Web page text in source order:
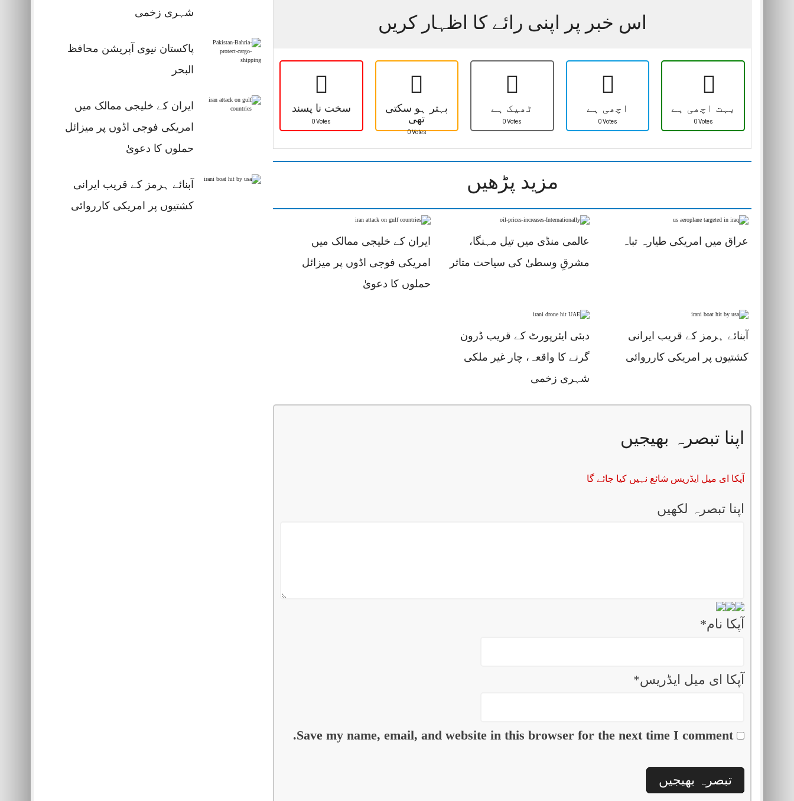
شہری زخمی
پاکستان نیوی آپریشن محافظ
البحر
ایران کے خلیجی ممالک میں
امریکی فوجی اڈوں پر میزائل
حملوں کا دعویٰ
آبنائے ہرمز کے قریب ایرانی
کشتیوں پر امریکی کارروائی
اس خبر پر اپنی رائے کا اظہار کریں
سخت نا پسند
0 Votes
بہتر ہو سکتی
تھی
0 Votes
ٹھیک ہے
0 Votes
اچھی ہے
0 Votes
بہت اچھی ہے
0 Votes
مزید پڑھیں
عراق میں امریکی طیارہ تباہ
عالمی منڈی میں تیل مہنگا،
مشرقِ وسطیٰ کی سیاحت متاثر
ایران کے خلیجی ممالک میں
امریکی فوجی اڈوں پر میزائل
حملوں کا دعویٰ
آبنائے ہرمز کے قریب ایرانی
کشتیوں پر امریکی کارروائی
دبئی ایئرپورٹ کے قریب ڈرون
گرنے کا واقعہ، چار غیر ملکی
شہری زخمی
اپنا تبصرہ بھیجیں
آپکا ای میل ایڈریس شائع نہیں کیا جائے گا
اپنا تبصرہ لکھیں
آپکا نام*
آپکا ای میل ایڈریس*
Save my name, email, and website in this browser for the next time I comment.